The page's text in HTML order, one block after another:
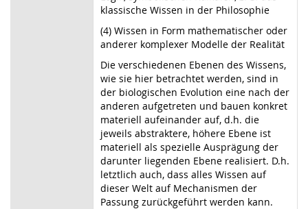
klassische Wissen in der Philosophie
(4) Wissen in Form mathematischer oder
anderer komplexer Modelle der Realität
Die verschiedenen Ebenen des Wissens,
wie sie hier betrachtet werden, sind in
der biologischen Evolution eine nach der
anderen aufgetreten und bauen konkret
materiell aufeinander auf, d.h. die
jeweils abstraktere, höhere Ebene ist
materiell als spezielle Ausprägung der
darunter liegenden Ebene realisiert. D.h.
letztlich auch, dass alles Wissen auf
dieser Welt auf Mechanismen der
Passung zurückgeführt werden kann.